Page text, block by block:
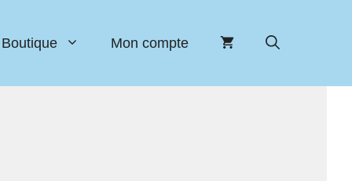
Boutique Mon compte